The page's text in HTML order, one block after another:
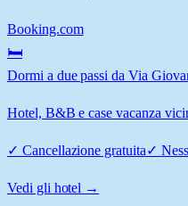
Booking.com
🛏️
Dormi a due passi da Via
Hotel, B&B e case vacanza
✓ Cancellazione gratuita✓
Vedi gli hotel →